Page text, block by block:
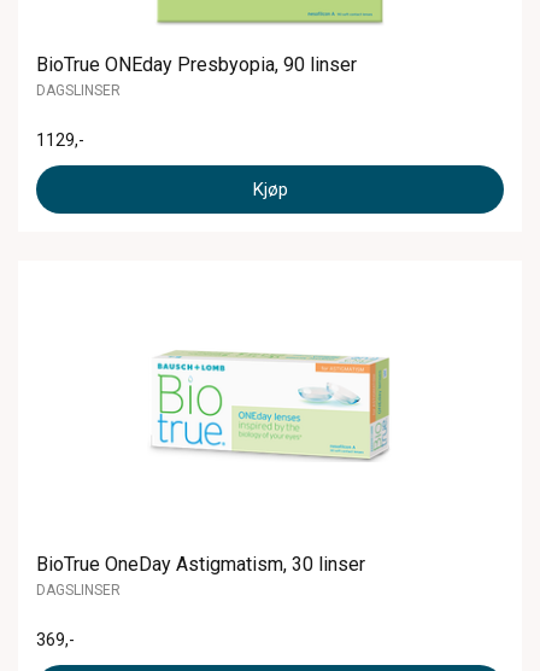
BioTrue ONEday Presbyopia, 90 linser
DAGSLINSER
1129,-
Kjøp
BioTrue OneDay Astigmatism, 30 linser
DAGSLINSER
369,-